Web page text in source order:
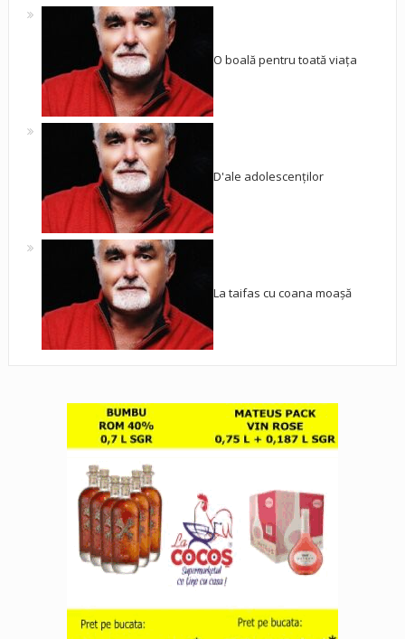
O boală pentru toată viața
D'ale adolescenților
La taifas cu coana moașă